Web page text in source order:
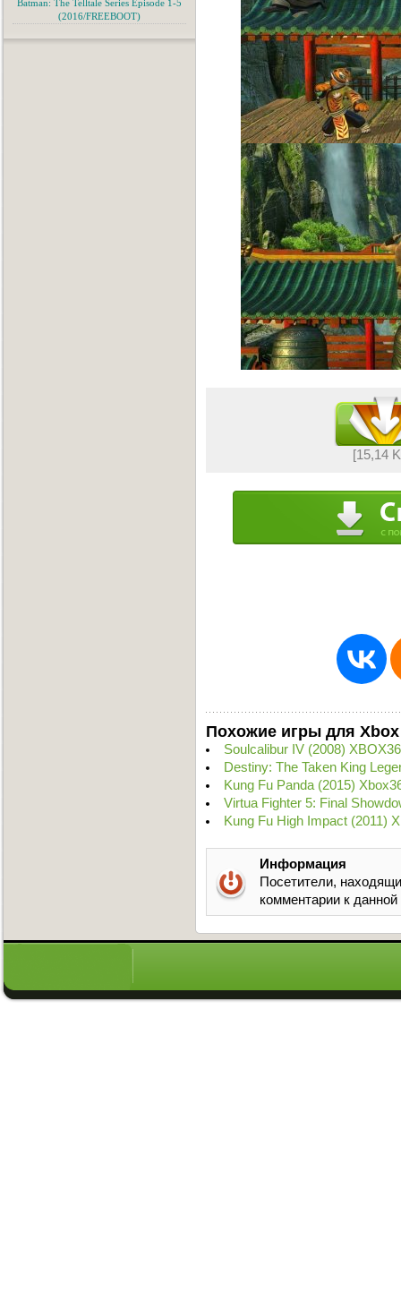
[15,14
Похожие игры для Xbox
Soulcalibur IV (2008)
Destiny: The Taken King
Kung Fu Panda (2015)
Virtua Fighter 5: Final
Kung Fu High Impact (2011)
Информация
Посетители,
комментарии к
Batman: The Telltale Series Episode 1-5
(2016/FREEBOOT)